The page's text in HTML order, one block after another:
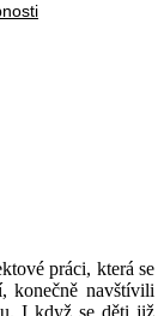
práci, která se
konečně navštívili
I když se děti již